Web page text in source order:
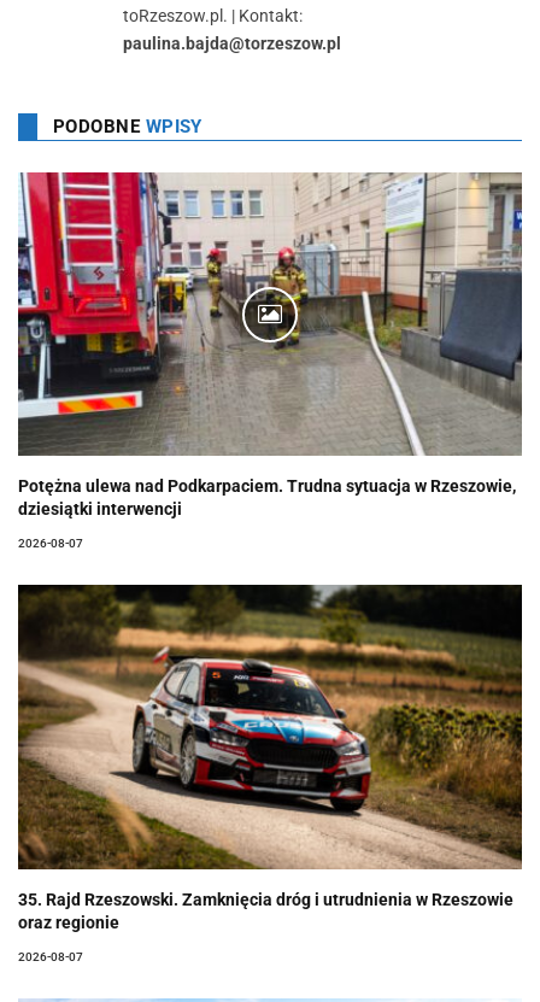
toRzeszow.pl. | Kontakt:
paulina.bajda@torzeszow.pl
PODOBNE WPISY
Potężna ulewa nad Podkarpaciem. Trudna sytuacja w Rzeszowie,
dziesiątki interwencji
2026-08-07
35. Rajd Rzeszowski. Zamknięcia dróg i utrudnienia w Rzeszowie
oraz regionie
2026-08-07